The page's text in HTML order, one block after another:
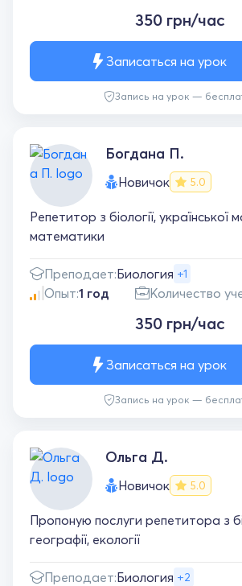
350 грн/час
Запись на урок —
Записаться на урок
Богдана П.
Новичок 5.0
Репетитор з біології, української
математики
Преподает:Биология +1
Опыт:1 год Количество
350 грн/час
Запись на урок —
Записаться на урок
Ольга Д.
Новичок 5.0
Пропоную послуги репетитора з
географії, екології
Преподает:Биология +2